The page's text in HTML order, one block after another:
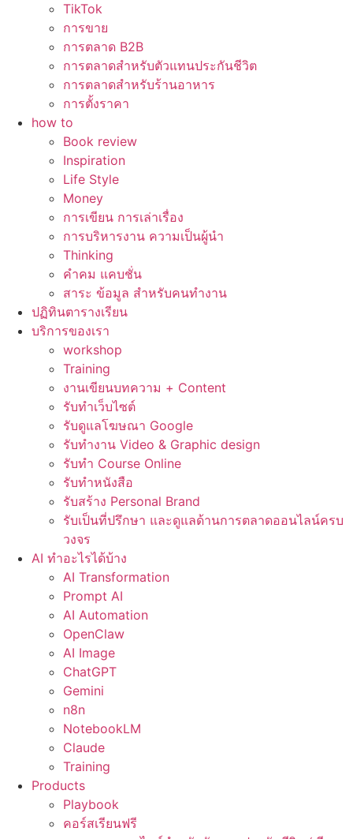
TikTok
การขาย
การตลาด B2B
การตลาดสำหรับตัวแทนประกันชีวิต
การตลาดสำหรับร้านอาหาร
การตั้งราคา
how to
Book review
Inspiration
Life Style
Money
การเขียน การเล่าเรื่อง
การบริหารงาน ความเป็นผู้นำ
Thinking
คำคม แคบชั่น
สาระ ข้อมูล สำหรับคนทำงาน
ปฏิทินตารางเรียน
บริการของเรา
workshop
Training
งานเขียนบทความ + Content
รับทำเว็บไซต์
รับดูแลโฆษณา Google
รับทำงาน Video & Graphic design
รับทำ Course Online
รับทำหนังสือ
รับสร้าง Personal Brand
รับเป็นที่ปรึกษา และดูแลด้านการตลาดออนไลน์ครบ
วงจร
AI ทำอะไรได้บ้าง
AI Transformation
Prompt AI
AI Automation
OpenClaw
AI Image
ChatGPT
Gemini
n8n
NotebookLM
Claude
Training
Products
Playbook
คอร์สเรียนฟรี